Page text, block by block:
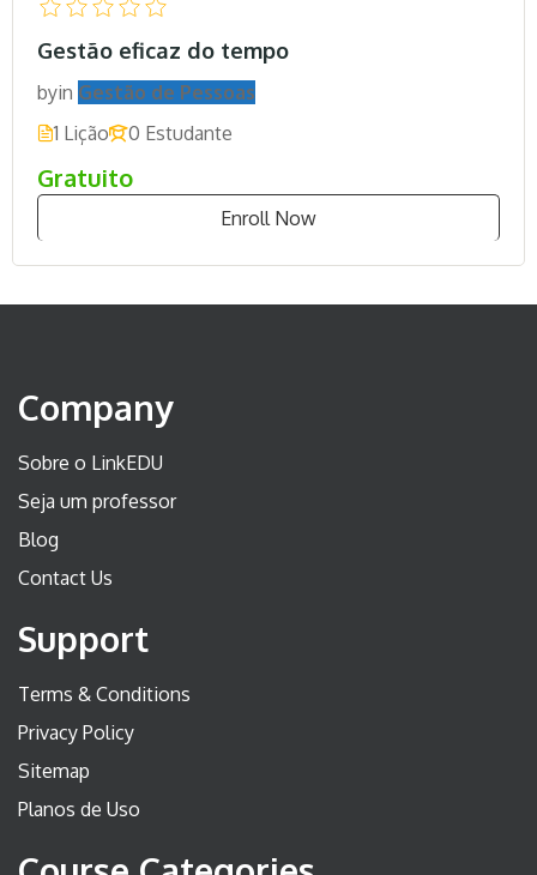
Gestão eficaz do tempo
byin Gestão de Pessoas
1 Lição
0 Estudante
Gratuito
Enroll Now
Company
Sobre o LinkEDU
Seja um professor
Blog
Contact Us
Support
Terms & Conditions
Privacy Policy
Sitemap
Planos de Uso